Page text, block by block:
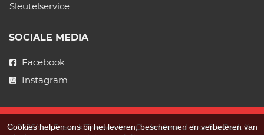
Sleutelservice
SOCIALE MEDIA
Facebook
Instagram
© 2026 Van Rijswijk Tweewielers. Ondersteund doorSitePack ®
Cookies helpen ons bij het leveren, beschermen en verbeteren van